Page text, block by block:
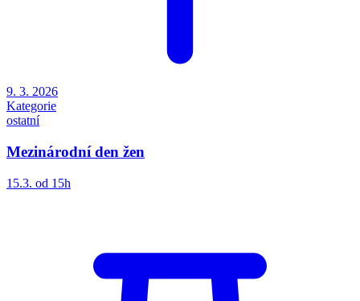
9. 3. 2026
Kategorie
ostatní
Mezinárodní den žen
15.3. od 15h